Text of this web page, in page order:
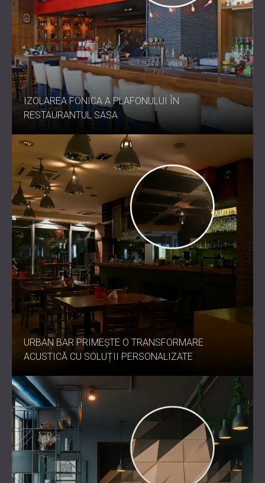
IZOLAREA FONICA A PLAFONULUI ÎN
RESTAURANTUL SASA
URBAN BAR PRIMEȘTE O TRANSFORMARE
ACUSTICĂ CU SOLUȚII PERSONALIZATE